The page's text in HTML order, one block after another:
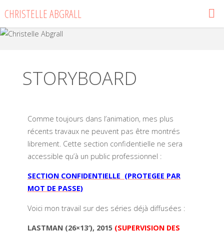
CHRISTELLE ABGRALL
STORYBOARD
Comme toujours dans l’animation, mes plus
récents travaux ne peuvent pas être montrés
librement. Cette section confidentielle ne sera
accessible qu’à un public professionnel :
SECTION CONFIDENTIELLE (PROTEGEE PAR
MOT DE PASSE)
Voici mon travail sur des séries déjà diffusées :
LASTMAN (26×13′), 2015 (SUPERVISION DES